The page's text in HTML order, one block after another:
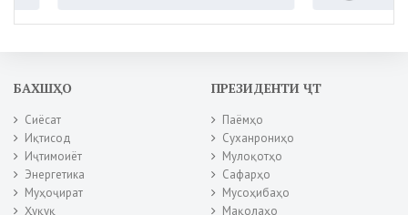
БАХШҲО
Сиёсат
Иқтисод
Иҷтимоиёт
Энергетика
Муҳоҷират
Ҳуқуқ
ПРЕЗИДЕНТИ ҶТ
Паёмҳо
Суханрониҳо
Мулоқотҳо
Сафарҳо
Мусоҳибаҳо
Мақолаҳо